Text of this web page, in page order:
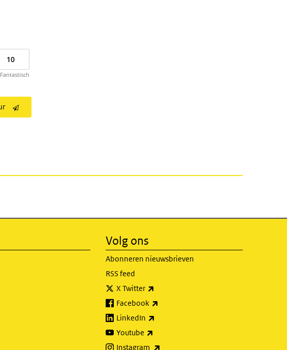
10
Fantastisch
Volg ons
Abonneren nieuwsbrieven
RSS feed
X Twitter
Facebook
LinkedIn
Youtube
Instagram